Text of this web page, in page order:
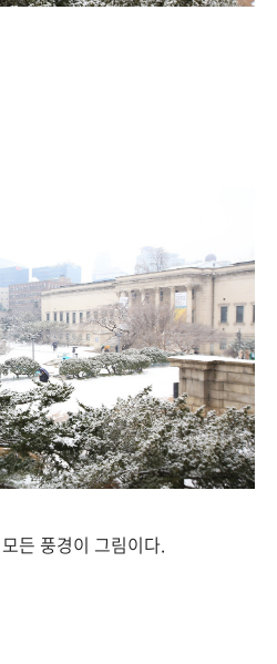
든 풍경이 그림이다.